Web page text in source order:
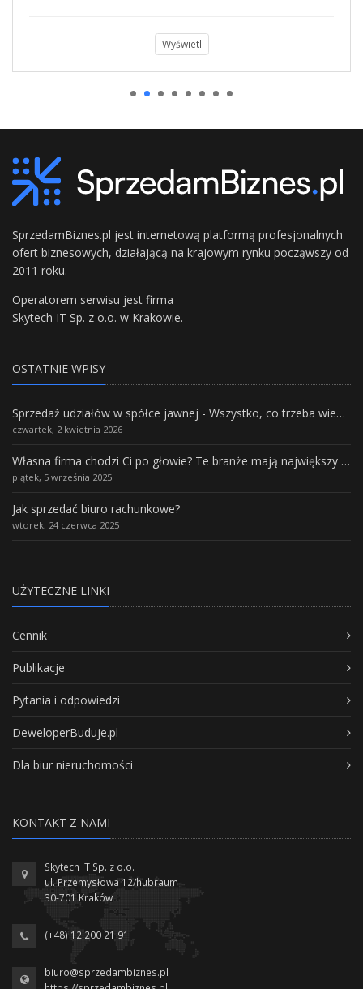
Wyświetl
SprzedamBiznes.pl jest internetową platformą profesjonalnych
ofert biznesowych, działającą na krajowym rynku począwszy od
2011 roku.
Operatorem serwisu jest firma
Skytech IT Sp. z o.o. w Krakowie.
OSTATNIE WPISY
Sprzedaż udziałów w spółce jawnej - Wszystko, co trzeba wiedzieć.
czwartek, 2 kwietnia 2026
Własna firma chodzi Ci po głowie? Te branże mają największy potencjał rozwoju
piątek, 5 września 2025
Jak sprzedać biuro rachunkowe?
wtorek, 24 czerwca 2025
UŻYTECZNE LINKI
Cennik
Publikacje
Pytania i odpowiedzi
DeweloperBuduje.pl
Dla biur nieruchomości
KONTAKT Z NAMI
Skytech IT Sp. z o.o.
ul. Przemysłowa 12/hubraum
30-701 Kraków
(+48) 12 200 21 91
biuro@sprzedambiznes.pl